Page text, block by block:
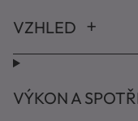
VZHLED
VÝKON A